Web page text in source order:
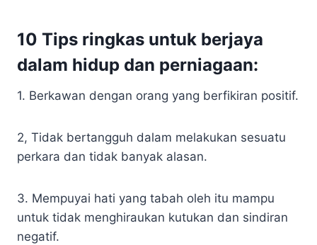
10 Tips ringkas untuk berjaya
dalam hidup dan perniagaan:
1. Berkawan dengan orang yang berfikiran positif.
2, Tidak bertangguh dalam melakukan sesuatu
perkara dan tidak banyak alasan.
3. Mempuyai hati yang tabah oleh itu mampu
untuk tidak menghiraukan kutukan dan sindiran
negatif.